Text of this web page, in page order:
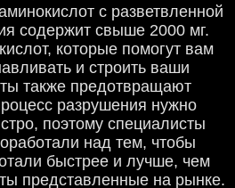
с разветвленной
содержит свыше 2000 мг.
которые помогут вам
и строить ваши
также предотвращают
разрушения нужно
поэтому специалисты
над тем, чтобы
быстрее и лучше, чем
представленные на рынке.